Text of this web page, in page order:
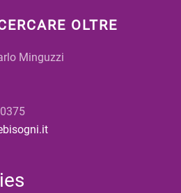
OLTRE
Minguzzi